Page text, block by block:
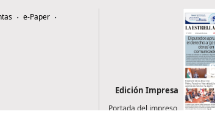
e-Paper
Edición Impresa
Portada del impreso